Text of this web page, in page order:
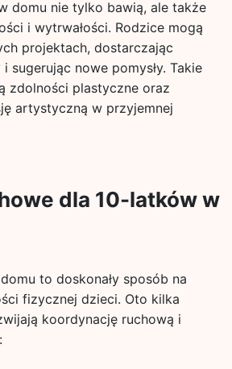
domu nie tylko bawią, ale także
i wytrwałości. Rodzice mogą
projektach, dostarczając
sugerując nowe pomysły. Takie
zdolności plastyczne oraz
artystyczną w przyjemnej
dla 10-latków w
to doskonały sposób na
fizycznej dzieci. Oto kilka
koordynację ruchową i